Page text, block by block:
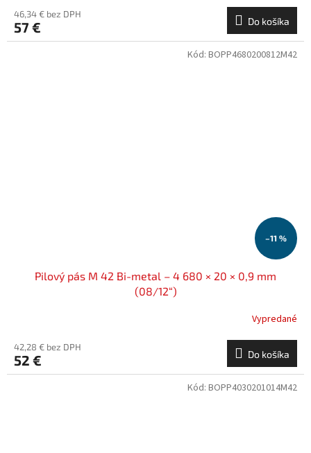
46,34 € bez DPH
57 € Do košíka
–11 %
Pilový pás M 42 Bi-metal – 4 680 × 20 × 0,9 mm
(08/12“)
Vypredané
42,28 € bez DPH
52 € Do košíka
Kód: BOPP4680200812M42
Kód: BOPP4030201014M42